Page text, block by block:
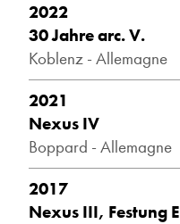
2022
30 Jahre arc. V.
Koblenz - Allemagne
2021
Nexus IV
Boppard - Allemagne
2017
Nexus III, Festung